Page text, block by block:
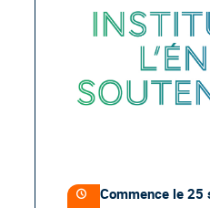
de
Date/Heure
Commence le 25